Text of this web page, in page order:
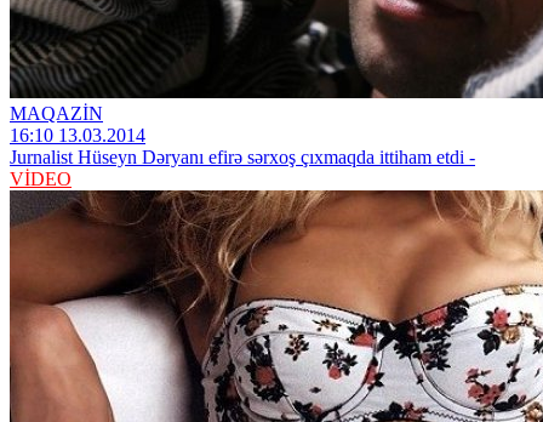
MAQAZİN
16:10 13.03.2014
Jurnalist Hüseyn Dəryanı efirə sərxoş çıxmaqda ittiham etdi -
VİDEO